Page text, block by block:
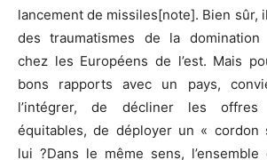
lancement de missiles[note]. Bien sûr,
des traumatismes de la domination
chez les Européens de l’est. Mais
bons rapports avec un pays,
l’intégrer, de décliner les offres
équitables, de déployer un « cordon
lui ?Dans le même sens, l’ensemble